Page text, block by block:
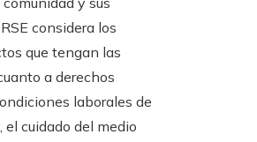
considera los
que tengan las
a derechos
laborales de
el cuidado del medio